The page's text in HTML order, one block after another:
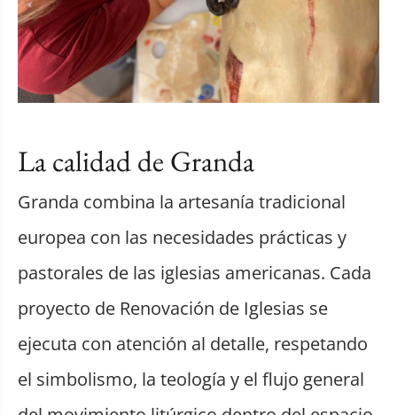
La calidad de Granda
Granda combina la artesanía tradicional
europea con las necesidades prácticas y
pastorales de las iglesias americanas. Cada
proyecto de Renovación de Iglesias se
ejecuta con atención al detalle, respetando
el simbolismo, la teología y el flujo general